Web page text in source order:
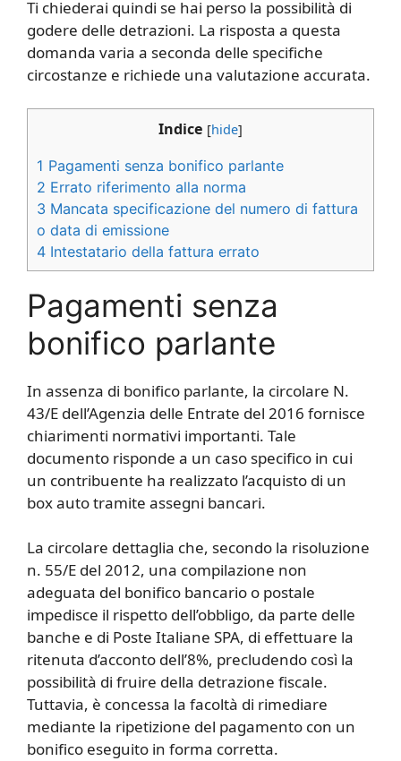
Ti chiederai quindi se hai perso la possibilità di
godere delle detrazioni. La risposta a questa
domanda varia a seconda delle specifiche
circostanze e richiede una valutazione accurata.
Indice [hide]
1 Pagamenti senza bonifico parlante
2 Errato riferimento alla norma
3 Mancata specificazione del numero di fattura
o data di emissione
4 Intestatario della fattura errato
Pagamenti senza
bonifico parlante
In assenza di bonifico parlante, la circolare N.
43/E dell’Agenzia delle Entrate del 2016 fornisce
chiarimenti normativi importanti. Tale
documento risponde a un caso specifico in cui
un contribuente ha realizzato l’acquisto di un
box auto tramite assegni bancari.
La circolare dettaglia che, secondo la risoluzione
n. 55/E del 2012, una compilazione non
adeguata del bonifico bancario o postale
impedisce il rispetto dell’obbligo, da parte delle
banche e di Poste Italiane SPA, di effettuare la
ritenuta d’acconto dell’8%, precludendo così la
possibilità di fruire della detrazione fiscale.
Tuttavia, è concessa la facoltà di rimediare
mediante la ripetizione del pagamento con un
bonifico eseguito in forma corretta.